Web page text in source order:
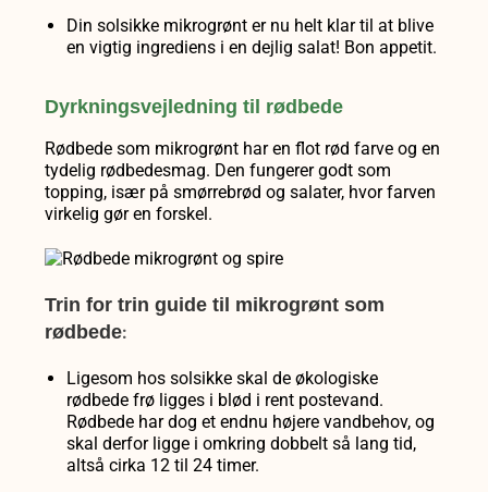
Din solsikke mikrogrønt er nu helt klar til at blive
en vigtig ingrediens i en dejlig salat! Bon appetit.
Dyrkningsvejledning til rødbede
Rødbede som mikrogrønt har en flot rød farve og en
tydelig rødbedesmag. Den fungerer godt som
topping, især på smørrebrød og salater, hvor farven
virkelig gør en forskel.
Trin for trin guide til mikrogrønt som
rødbede:
Ligesom hos solsikke skalde økologiske
rødbede frø ligges i blød i rent postevand.
Rødbede har dog et endnu højere vandbehov, og
skal derfor ligge i omkring dobbelt så lang tid,
altså cirka 12 til 24 timer.